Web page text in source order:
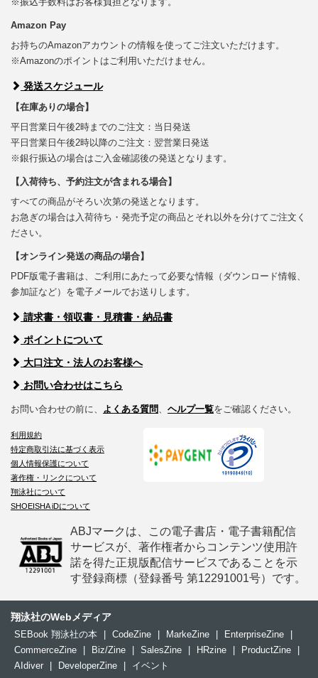
Amazon Pay
お持ちのAmazonアカウントの情報を使ってご注文いただけます。
※Amazonのポイントはご利用いただけません。
発送スケジュール
【在庫ありの場合】
平日営業日午後2時までのご注文：当日発送
平日営業日午後2時以降のご注文：翌営業日発送
※銀行振込の場合はご入金確認後の発送となります。
【入荷待ち、予約注文が含まれる場合】
すべての商品がそろい次第の発送となります。
お急ぎの場合は入荷待ち・発売予定の商品とそれ以外を分けてご注文く
ださい。
【オンライン発送の商品の場合】
PDF版電子書籍は、ご利用にあたって必要な情報（ダウンロード情報、
参加証など）を電子メールでお送りします。
請求書・領収書・見積書・納品書
ポイントについて
大口注文・法人のお客様へ
お問い合わせはこちら
お問い合わせの前に、 よくある質問 ヘルプ一覧をご確認ください。
利用規約
特定商取引法に基づく表示
個人情報保護について
著作権・リンクについて
翔泳社について
SHOEISHA iDについて
ABJマークは、この電子書店・電子書籍配信
サービスが、著作権者からコンテンツ使用許
諾を得た正規版配信サービスであることを示
す登録商標（登録番号 第12291001号）です。
翔泳社のWebメディア
SEBook 翔泳社の本 | CodeZine | MarkeZine | EnterpriseZine
|
CommerceZine
| Biz/Zine | SalesZine | HRzine | ProductZine
|
AIdiver
| DeveloperZine | イベント